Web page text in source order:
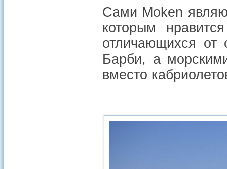
Сами Moken
которым
отличающихся от
Барби, а
вместо